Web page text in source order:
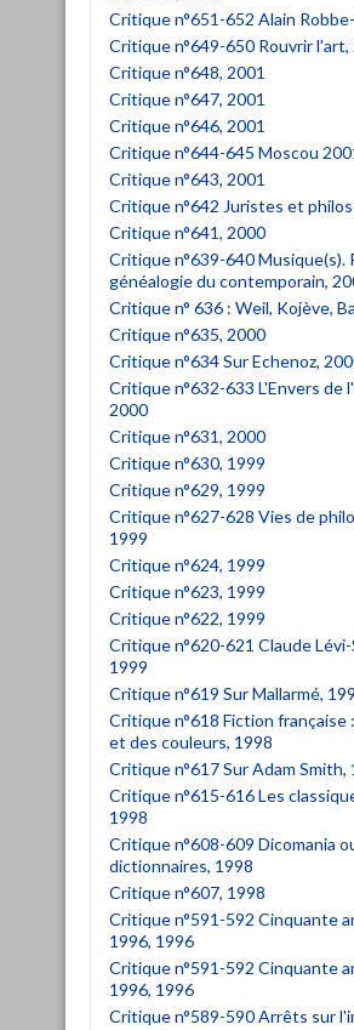
Critique n°651-652 Alain
Critique n°649-650 Rouvrir l'art,
Critique n°648, 2001
Critique n°647, 2001
Critique n°646, 2001
Critique n°644-645 Moscou
Critique n°643, 2001
Critique n°642 Juristes et
Critique n°641, 2000
Critique n°639-640 Musique(s).
généalogie du contemporain,
Critique n° 636 : Weil, Kojève,
Critique n°635, 2000
Critique n°634 Sur Echenoz,
Critique n°632-633 L'Envers de
2000
Critique n°631, 2000
Critique n°630, 1999
Critique n°629, 1999
Critique n°627-628 Vies de
1999
Critique n°624, 1999
Critique n°623, 1999
Critique n°622, 1999
Critique n°620-621 Claude
1999
Critique n°619 Sur Mallarmé,
Critique n°618 Fiction française
et des couleurs, 1998
Critique n°617 Sur Adam Smith,
Critique n°615-616 Les
1998
Critique n°608-609 Dicomania
dictionnaires, 1998
Critique n°607, 1998
Critique n°591-592 Cinquante
1996, 1996
Critique n°591-592 Cinquante
1996, 1996
Critique n°589-590 Arrêts sur